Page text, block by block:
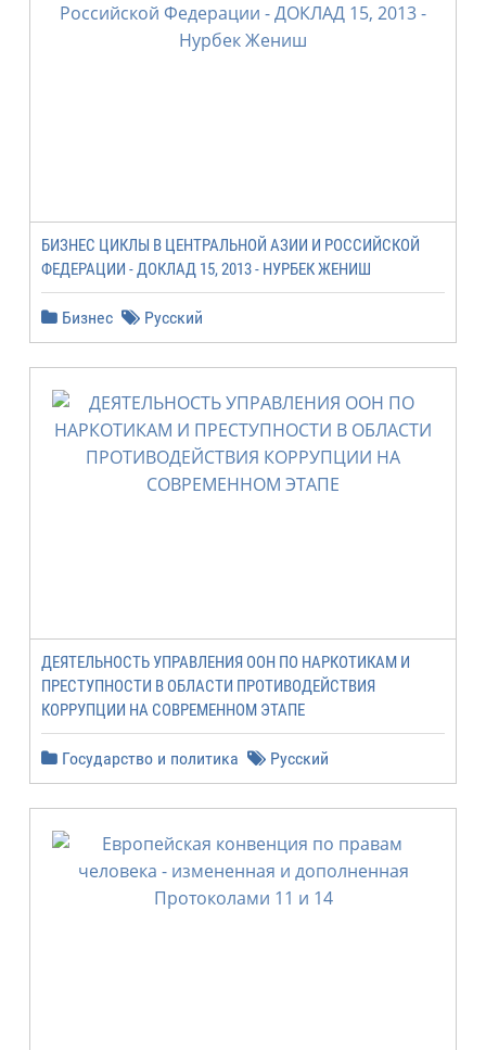
БИЗНЕС ЦИКЛЫ В ЦЕНТРАЛЬНОЙ АЗИИ И РОССИЙСКОЙ
ФЕДЕРАЦИИ - ДОКЛАД 15, 2013 - НУРБЕК ЖЕНИШ
Бизнес Русский
ДЕЯТЕЛЬНОСТЬ УПРАВЛЕНИЯ ООН ПО НАРКОТИКАМ И
ПРЕСТУПНОСТИ В ОБЛАСТИ ПРОТИВОДЕЙСТВИЯ
КОРРУПЦИИ НА СОВРЕМЕННОМ ЭТАПЕ
Государство и политика Русский